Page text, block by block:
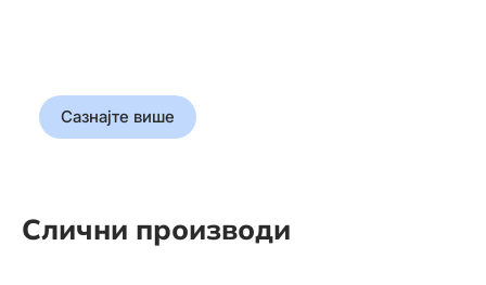
Сазнајте више
Слични производи